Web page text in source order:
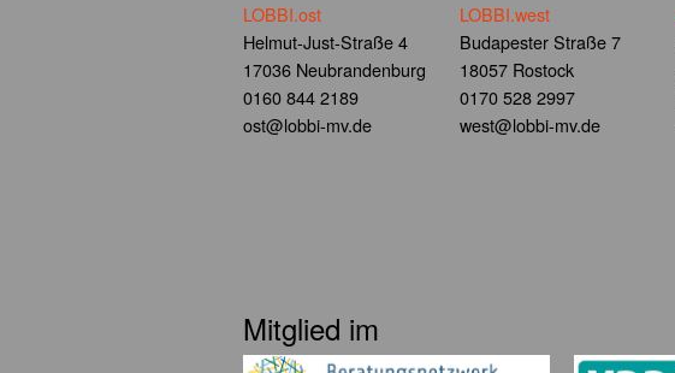
LOBBI.ost
Helmut-Just-Straße 4
17036 Neubrandenburg
0160 844 2189
ost@lobbi-mv.de
LOBBI.west
Budapester Straße 7
18057 Rostock
0170 528 2997
west@lobbi-mv.de
Mitglied im